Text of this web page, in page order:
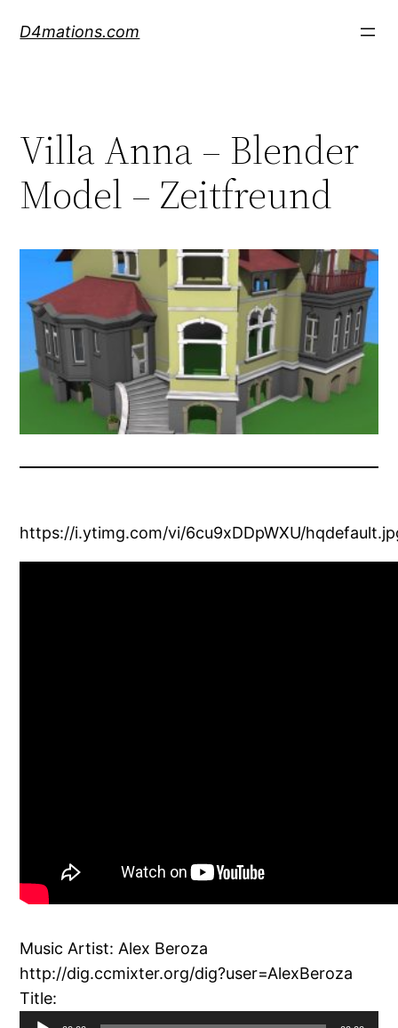
D4mations.com
Villa Anna – Blender
Model – Zeitfreund
https://i.ytimg.com/vi/6cu9xDDpWXU/
Music Artist: Alex Beroza
http://dig.ccmixter.org/dig?user=AlexBeroza
Title:
Audio